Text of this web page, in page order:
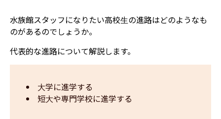
水族館スタッフになりたい高校生の進路はどのようなも
のがあるのでしょうか。
代表的な進路について解説します。
大学に進学する
短大や専門学校に進学する